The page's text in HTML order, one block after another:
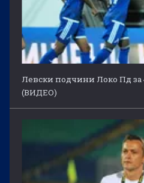
Левски подчини Локо Пд за
(ВИДЕО)